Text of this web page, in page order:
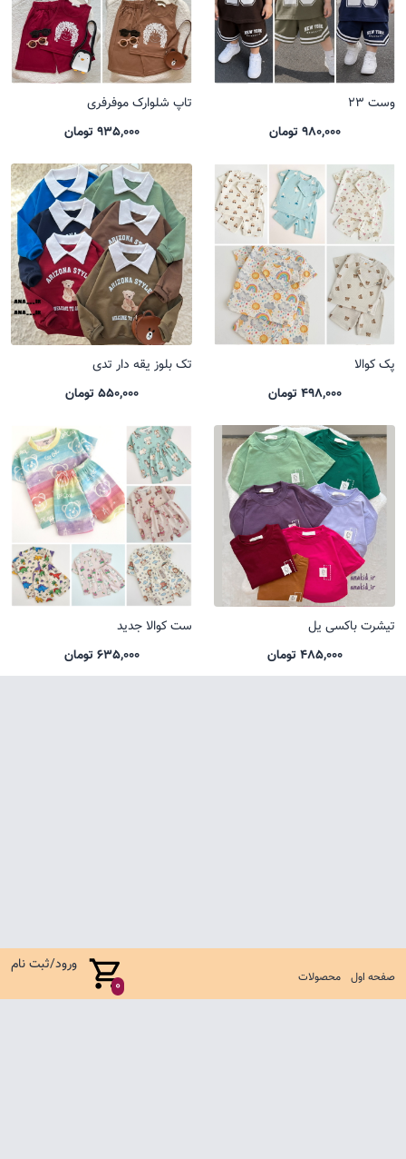
صفحه اول محصولات 0
ورود/ثبت نام
وست 23
980,000 تومان
تاپ شلوارک موفرفری
935,000 تومان
پک کوالا
498,000 تومان
تک بلوز یقه دار تدی
550,000 تومان
تیشرت باکسی یل
485,000 تومان
ست کوالا جدید
635,000 تومان